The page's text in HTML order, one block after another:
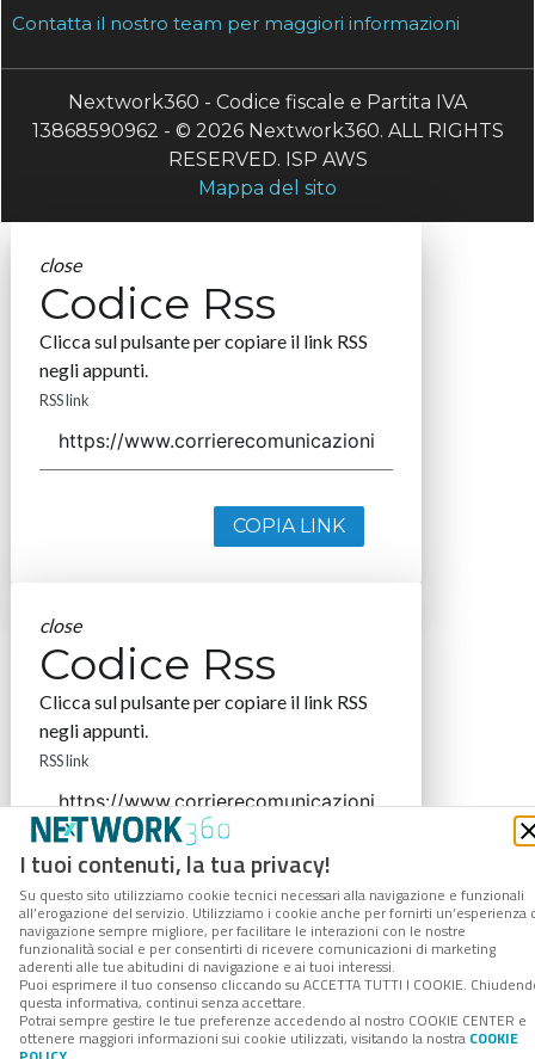
I tuoi contenuti, la tua privacy!
Su questo sito utilizziamo cookie tecnici necessari alla navigazione e funzionali
all’erogazione del servizio. Utilizziamo i cookie anche per fornirti un’esperienza
navigazione sempre migliore, per facilitare le interazioni con le nostre
funzionalità social e per consentirti di ricevere comunicazioni di marketing
aderenti alle tue abitudini di navigazione e ai tuoi interessi.
Puoi esprimere il tuo consenso cliccando su ACCETTA TUTTI I COOKIE.
questa informativa, continui senza accettare.
Potrai sempre gestire le tue preferenze accedendo al nostro COOKIE CENTER e
ottenere maggiori informazioni sui cookie utilizzati, visitando la nostra COOKIE
Contatta il nostro team per maggiori informazioni
Nextwork360 - Codice fiscale e Partita IVA
13868590962 - © 2026 Nextwork360. ALL RIGHTS
RESERVED. ISP AWS
Mappa del sito
close
Codice Rss
Clicca sul pulsante per copiare il link RSS
negli appunti.
RSS link
COPIA LINK
close
Codice Rss
Clicca sul pulsante per copiare il link RSS
negli appunti.
RSS link
COPIA LINK